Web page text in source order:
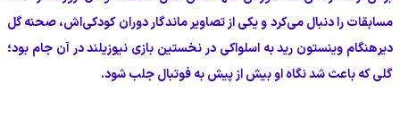
مسابقات را دنبال می‌کرد و یکی از تصاویر ماندگار دوران کودکی‌اش، صحنه گل
دیرهنگام وینستون رید به اسلواکی در نخستین بازی نیوزیلند در آن جام بود؛
گلی که باعث شد نگاه او بیش از پیش به فوتبال جلب شود.